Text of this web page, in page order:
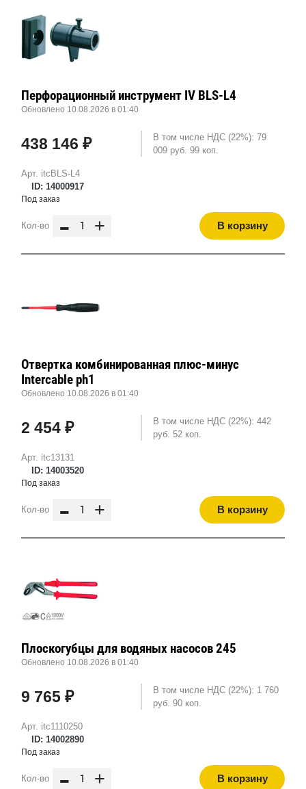
Арт. itcBLS-L4
ID: 14000917
Перфорационный инструмент IV BLS-L4
Обновлено 10.08.2026 в 01:40
438 146 ₽
В том числе НДС (22%): 79
009 руб. 99 коп.
Под заказ
Кол-во - + В корзину
Арт. itc13131
ID: 14003520
Отвертка комбинированная плюс-минус
Intercable ph1
Обновлено 10.08.2026 в 01:40
2 454 ₽
В том числе НДС (22%): 442
руб. 52 коп.
Под заказ
Кол-во - + В корзину
Арт. itc1110250
ID: 14002890
Плоскогубцы для водяных насосов 245
Обновлено 10.08.2026 в 01:40
9 765 ₽
В том числе НДС (22%): 1 760
руб. 90 коп.
Под заказ
Кол-во - + В корзину